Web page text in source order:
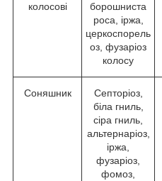
колосові
борошниста
роса, іржа,
церкоспорель
оз, фузаріоз
колосу
Соняшник
Септоріоз,
біла гниль,
сіра гниль,
альтернаріоз,
іржа,
фузаріоз,
фомоз,